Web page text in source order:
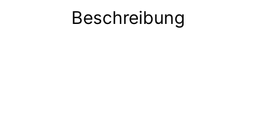
Beschreibung